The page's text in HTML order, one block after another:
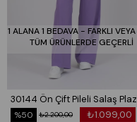
1 ALANA 1 BEDAVA - FARKLI VEYA
TÜM ÜRÜNLERDE GEÇERLİ
₺1.099,00
₺2.200,00
%50